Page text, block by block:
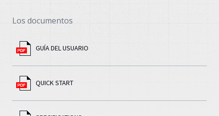
Los documentos
GUÍA DEL USUARIO
QUICK START